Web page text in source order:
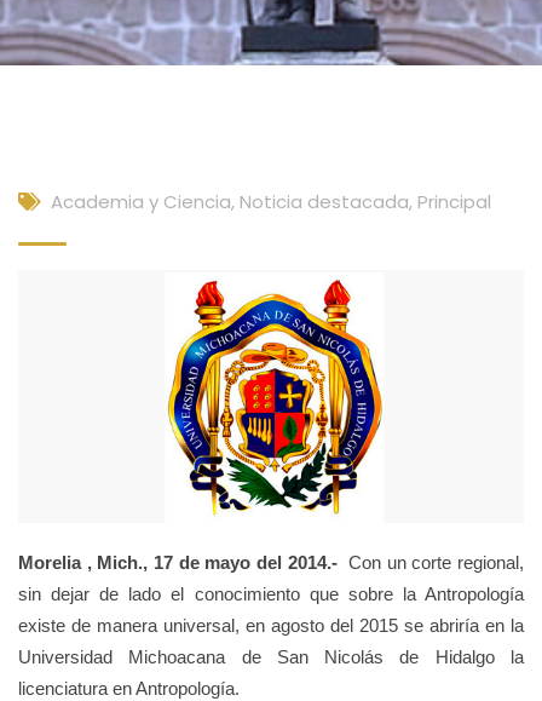
Academia y Ciencia, Noticia destacada, Principal
Morelia , Mich., 17 de mayo del 2014.- Con un corte regional,
sin dejar de lado el conocimiento que sobre la Antropología
existe de manera universal, en agosto del 2015 se abriría en la
Universidad Michoacana de San Nicolás de Hidalgo la
licenciatura en Antropología.